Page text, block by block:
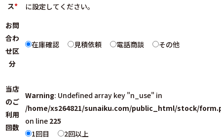
ス*
に設定してください。
お問
合わ
せ区
分
在庫確認 見積依頼 電話商談 その他
当店
のご
利用
回数
Warning: Undefined array key "n_use" in
/home/xs264821/sunaiku.com/public_html/stock/
on line 225
1回目
2回以上